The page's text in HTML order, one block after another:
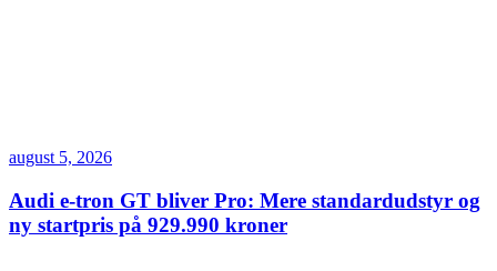
august 5, 2026
Audi e-tron GT bliver Pro: Mere standardudstyr og
ny startpris på 929.990 kroner